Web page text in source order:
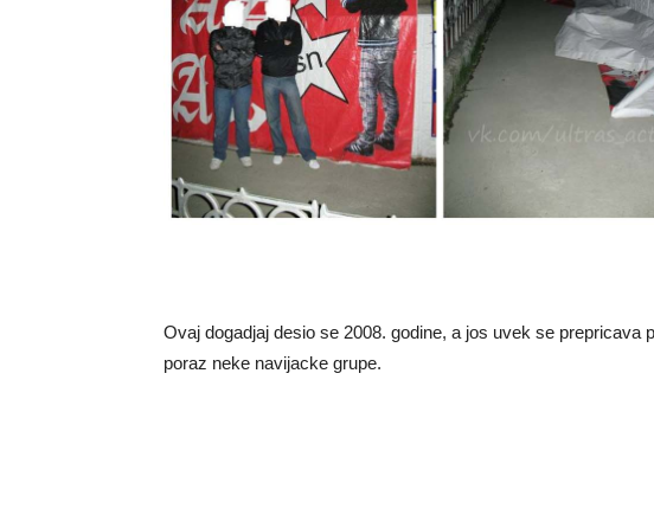
Ovaj dogadjaj desio se 2008. godine, a jos uvek se prepricava
poraz neke navijacke grupe.